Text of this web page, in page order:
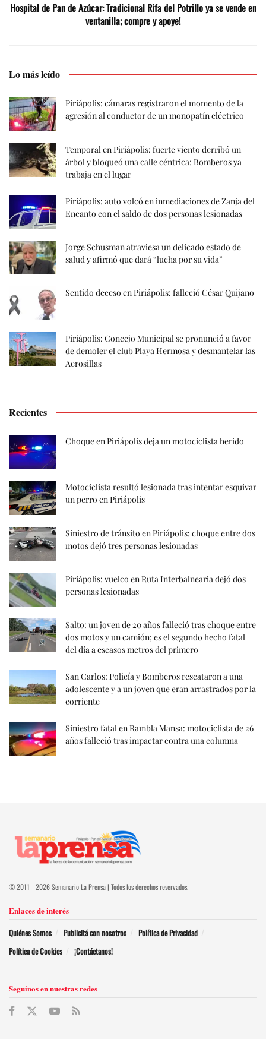
Hospital de Pan de Azúcar: Tradicional Rifa del Potrillo ya se vende en
ventanilla; compre y apoye!
Lo más leído
Piriápolis: cámaras registraron el momento de la
agresión al conductor de un monopatín eléctrico
Temporal en Piriápolis: fuerte viento derribó un
árbol y bloqueó una calle céntrica; Bomberos ya
trabaja en el lugar
Piriápolis: auto volcó en inmediaciones de Zanja del
Encanto con el saldo de dos personas lesionadas
Jorge Schusman atraviesa un delicado estado de
salud y afirmó que dará “lucha por su vida”
Sentido deceso en Piriápolis: falleció César Quijano
Piriápolis: Concejo Municipal se pronunció a favor
de demoler el club Playa Hermosa y desmantelar las
Aerosillas
Recientes
Choque en Piriápolis deja un motociclista herido
Motociclista resultó lesionada tras intentar esquivar
un perro en Piriápolis
Siniestro de tránsito en Piriápolis: choque entre dos
motos dejó tres personas lesionadas
Piriápolis: vuelco en Ruta Interbalnearia dejó dos
personas lesionadas
Salto: un joven de 20 años falleció tras choque entre
dos motos y un camión; es el segundo hecho fatal
del día a escasos metros del primero
San Carlos: Policía y Bomberos rescataron a una
adolescente y a un joven que eran arrastrados por la
corriente
Siniestro fatal en Rambla Mansa: motociclista de 26
años falleció tras impactar contra una columna
© 2011 - 2026 Semanario La Prensa | Todos los derechos reservados.
Enlaces de interés
Quiénes Somos Publicitá con nosotros
Política de Privacidad
Política de Cookies
¡Contáctanos!
Seguínos en nuestras redes